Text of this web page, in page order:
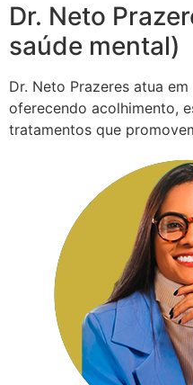
Dr. Neto
saúde mental)
Dr. Neto Prazeres atua
oferecendo acolhimento,
tratamentos que